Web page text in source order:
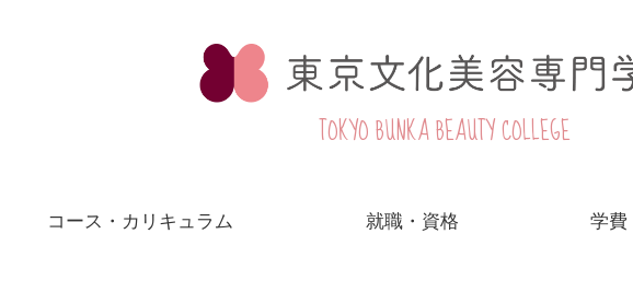
TOKYO BUNKA BEAUTY COLLEGE
コース・カリキュラム 就職・資格 学費